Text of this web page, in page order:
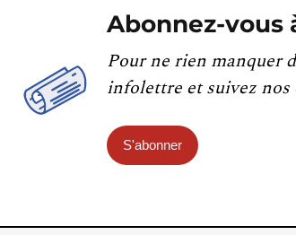
Abonnez-
Pour ne rien manquer
infolettre et suivez nos
S'abonner